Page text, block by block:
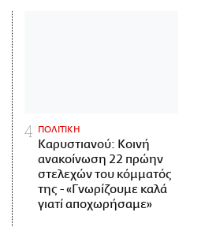
ΠΟΛΙΤΙΚΗ
Καρυστιανού: Κοινή
ανακοίνωση 22 πρώην
στελεχών του κόμματός
της - «Γνωρίζουμε καλά
γιατί αποχωρήσαμε»